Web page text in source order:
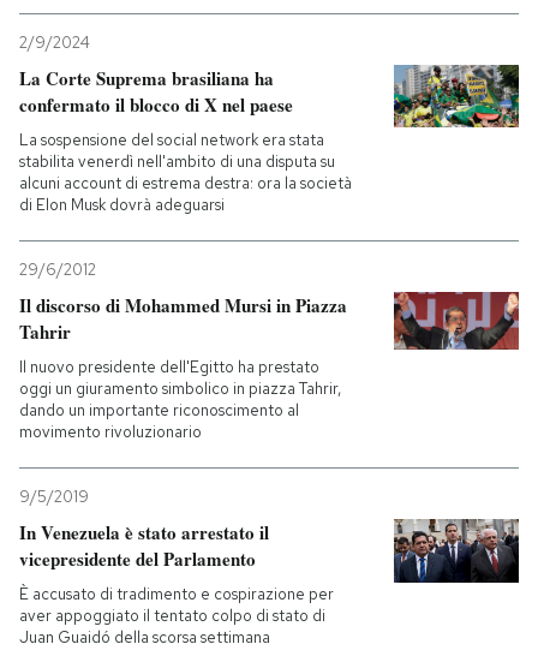
2/9/2024
La Corte Suprema brasiliana ha
confermato il blocco di X nel paese
La sospensione del social network era stata
stabilita venerdì nell'ambito di una disputa su
alcuni account di estrema destra: ora la società
di Elon Musk dovrà adeguarsi
29/6/2012
Il discorso di Mohammed Mursi in Piazza
Tahrir
Il nuovo presidente dell'Egitto ha prestato
oggi un giuramento simbolico in piazza Tahrir,
dando un importante riconoscimento al
movimento rivoluzionario
9/5/2019
In Venezuela è stato arrestato il
vicepresidente del Parlamento
È accusato di tradimento e cospirazione per
aver appoggiato il tentato colpo di stato di
Juan Guaidó della scorsa settimana